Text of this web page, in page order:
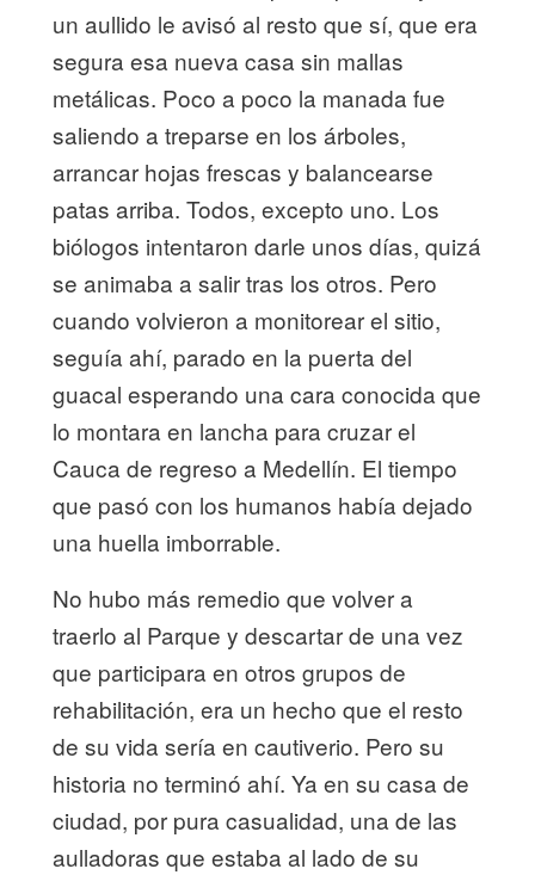
un aullido le avisó al resto que sí, que era
segura esa nueva casa sin mallas
metálicas. Poco a poco la manada fue
saliendo a treparse en los árboles,
arrancar hojas frescas y balancearse
patas arriba. Todos, excepto uno. Los
biólogos intentaron darle unos días, quizá
se animaba a salir tras los otros. Pero
cuando volvieron a monitorear el sitio,
seguía ahí, parado en la puerta del
guacal esperando una cara conocida que
lo montara en lancha para cruzar el
Cauca de regreso a Medellín. El tiempo
que pasó con los humanos había dejado
una huella imborrable.
No hubo más remedio que volver a
traerlo al Parque y descartar de una vez
que participara en otros grupos de
rehabilitación, era un hecho que el resto
de su vida sería en cautiverio. Pero su
historia no terminó ahí. Ya en su casa de
ciudad, por pura casualidad, una de las
aulladoras que estaba al lado de su